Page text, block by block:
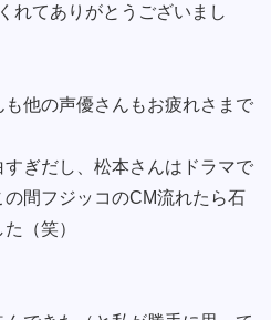
れてありがとうございまし
他の声優さんもお疲れさまで
ぎだし、松本さんはドラマで
間フジッコのCM流れたら石
（笑）